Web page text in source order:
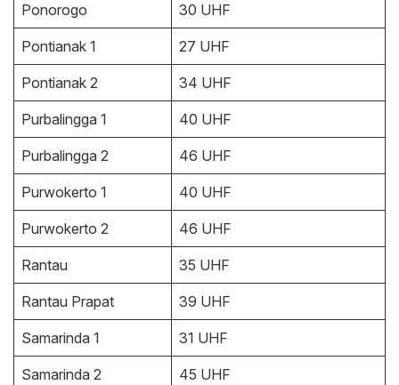
Ponorogo 30 UHF
Pontianak 1 27 UHF
Pontianak 2 34 UHF
Purbalingga 1 40 UHF
Purbalingga 2 46 UHF
Purwokerto 1 40 UHF
Purwokerto 2 46 UHF
Rantau 35 UHF
Rantau Prapat 39 UHF
Samarinda 1 31 UHF
Samarinda 2 45 UHF